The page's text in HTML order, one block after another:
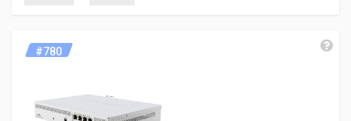
#780